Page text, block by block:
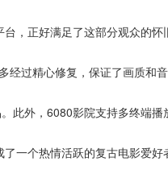
，正好满足了这部分观众的
过精心修复，保证了画质和
此外，6080影院支持多终端
一个热情活跃的复古电影爱